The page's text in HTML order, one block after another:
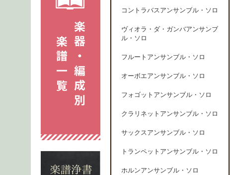
コントラバスアンサンブル・ソロ
ヴィオラ・ダ・ガンバアンサンブ
ル・ソロ
フルートアンサンブル・ソロ
オーボエアンサンブル・ソロ
フォゴットアンサンブル・ソロ
クラリネットアンサンブル・ソロ
サックスアンサンブル・ソロ
トランペットアンサンブル・ソロ
ホルンアンサンブル・ソロ